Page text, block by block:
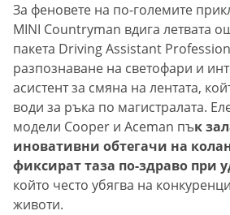
За феновете на по-големите
MINI Countryman вдига летвата
пакета Driving Assistant
разпознаване на светофари и
асистент за смяна на лентата,
води за ръка по магистралата.
модели Cooper и Aceman пък
иновативни обтегачи на
фиксират таза по-здраво при
който често убягва на
животи.